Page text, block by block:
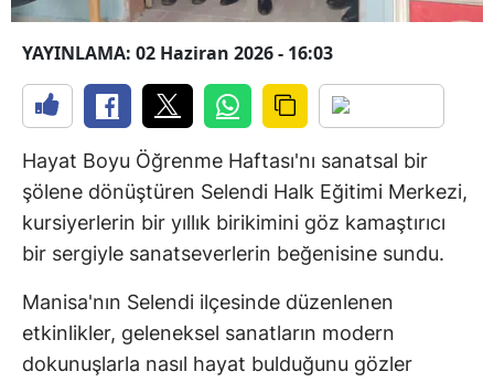
YAYINLAMA: 02 Haziran 2026 - 16:03
Hayat Boyu Öğrenme Haftası'nı sanatsal bir
şölene dönüştüren Selendi Halk Eğitimi Merkezi,
kursiyerlerin bir yıllık birikimini göz kamaştırıcı
bir sergiyle sanatseverlerin beğenisine sundu.
Manisa'nın Selendi ilçesinde düzenlenen
etkinlikler, geleneksel sanatların modern
dokunuşlarla nasıl hayat bulduğunu gözler